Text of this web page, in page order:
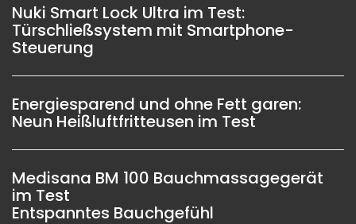
Nuki Smart Lock Ultra im Test:
Türschließsystem mit Smartphone-
Steuerung
Energiesparend und ohne Fett garen:
Neun Heißluftfritteusen im Test
Medisana BM 100 Bauchmassagegerät
im Test
Entspanntes Bauchgefühl